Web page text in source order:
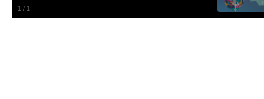
1 / 1